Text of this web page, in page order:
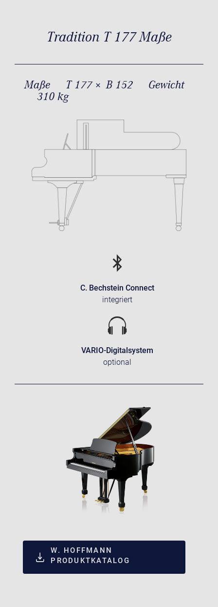
Tradition T 177 Maße
Maße T 177 × B 152
Gewicht
310 kg
C. Bechstein Connect
integriert
VARIO-Digitalsystem
optional
W. HOFFMANN
PRODUKTKATALOG